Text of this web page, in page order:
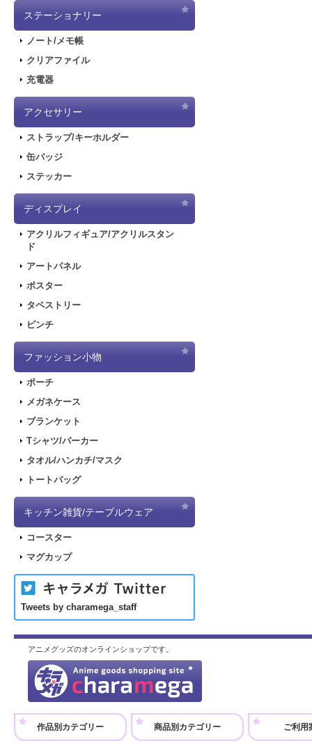
ステーショナリー
ノート/メモ帳
クリアファイル
充電器
アクセサリー
ストラップ/キーホルダー
缶バッジ
ステッカー
ディスプレイ
アクリルフィギュア/アクリルスタン
ド
アートパネル
ポスター
タペストリー
ピンチ
ファッション小物
ポーチ
メガネケース
ブランケット
Tシャツ/パーカー
タオル/ハンカチ/マスク
トートバッグ
キッチン雑貨/テーブルウェア
コースター
マグカップ
Tweets by charamega_staff
アニメグッズのオンラインショップです。
作品別カテゴリー 商品別カテゴリー ご利用